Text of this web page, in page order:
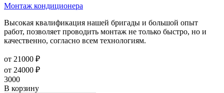
Монтаж кондиционера
Высокая квалификация нашей бригады и большой опыт
работ, позволяет проводить монтаж не только быстро, но и
качественно, согласно всем технологиям.
от 21000 ₽
от 24000 ₽
3000
В корзину